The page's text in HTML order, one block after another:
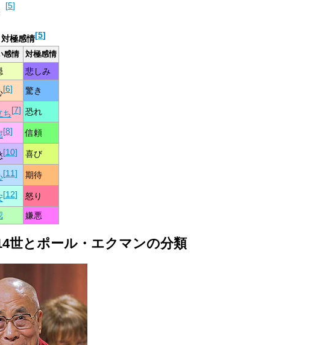
[5]
極感情[5]
感情 対極感情
悲しみ
[6] 驚き
ち[7] 恐れ
[8] 信頼
[10] 喜び
[11] 期待
[12]
怒り
嫌悪
世とポール・エクマンの分類